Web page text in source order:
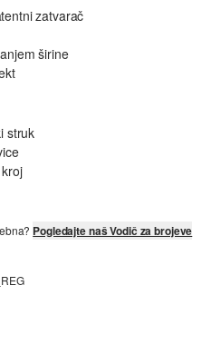
zatvarač
širine
struk
Pogledajte naš Vodič za brojeve